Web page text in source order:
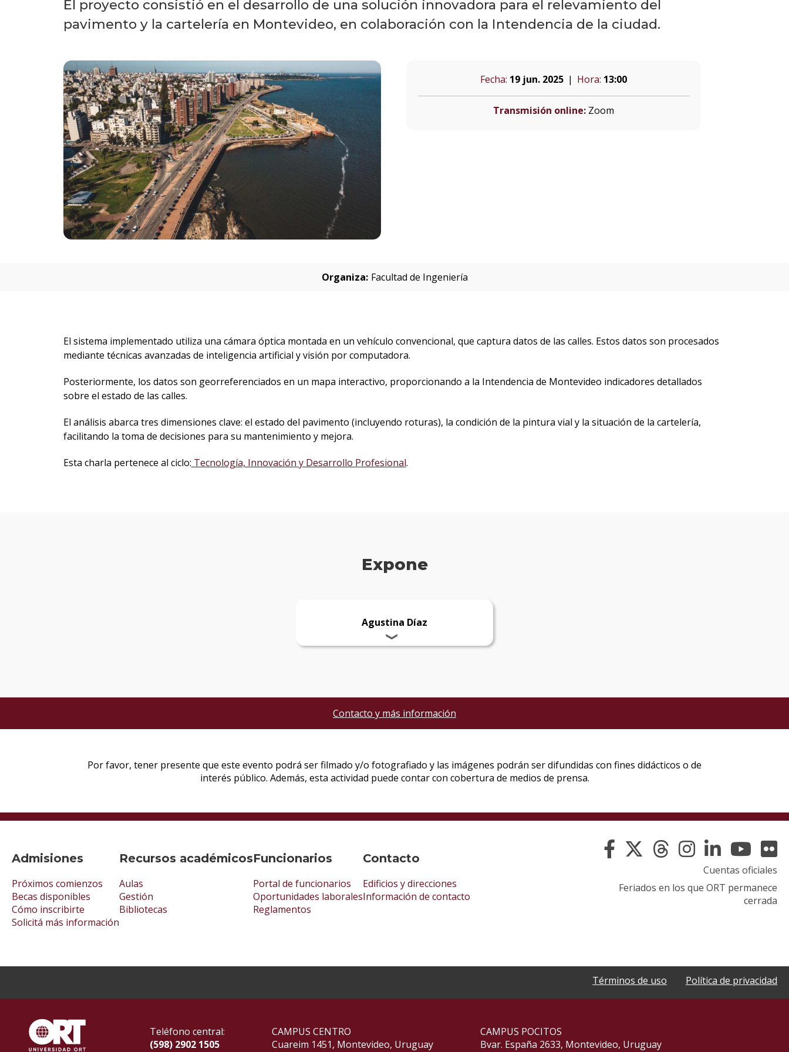
El proyecto consistió en el desarrollo de una solución innovadora para el relevamiento del
pavimento y la cartelería en Montevideo, en colaboración con la Intendencia de la ciudad.
Fecha: 19 jun. 2025 Hora: 13:00
Transmisión online: Zoom
Organiza: Facultad de Ingeniería
El sistema implementado utiliza una cámara óptica montada en un vehículo convencional, que captura datos de las calles. Estos datos son procesados
mediante técnicas avanzadas de inteligencia artificial y visión por computadora.
Posteriormente, los datos son georreferenciados en un mapa interactivo, proporcionando a la Intendencia de Montevideo indicadores detallados
sobre el estado de las calles.
El análisis abarca tres dimensiones clave: el estado del pavimento (incluyendo roturas), la condición de la pintura vial y la situación de la cartelería,
facilitando la toma de decisiones para su mantenimiento y mejora.
Esta charla pertenece al ciclo: Tecnología, Innovación y Desarrollo Profesional.
Expone
Agustina Díaz
Contacto y más información
Admisiones
Próximos comienzos
Becas disponibles
Cómo inscribirte
Solicitá más información
Recursos académicos
Aulas
Gestión
Bibliotecas
Funcionarios
Portal de funcionarios
Oportunidades laborales
Reglamentos
Contacto
Edificios y direcciones
Información de contacto
Cuentas oficiales
Feriados en los que ORT permanece
cerrada
Términos de uso Política de privacidad
Teléfono central:
(598) 2902 1505
CAMPUS CENTRO
Cuareim 1451, Montevideo, Uruguay
CAMPUS POCITOS
Bvar. España 2633, Montevideo, Uruguay